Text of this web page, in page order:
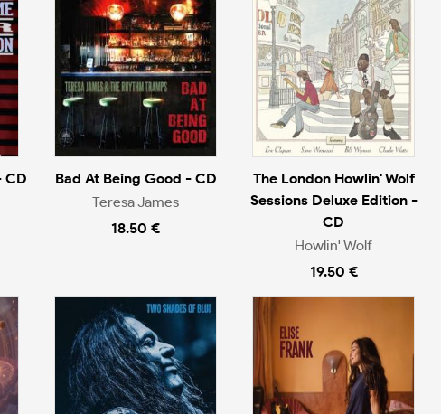
CD
Bad At Being Good - CD
Teresa James
18.50 €
The London Howlin' Wolf
Sessions Deluxe Edition -
CD
Howlin' Wolf
19.50 €